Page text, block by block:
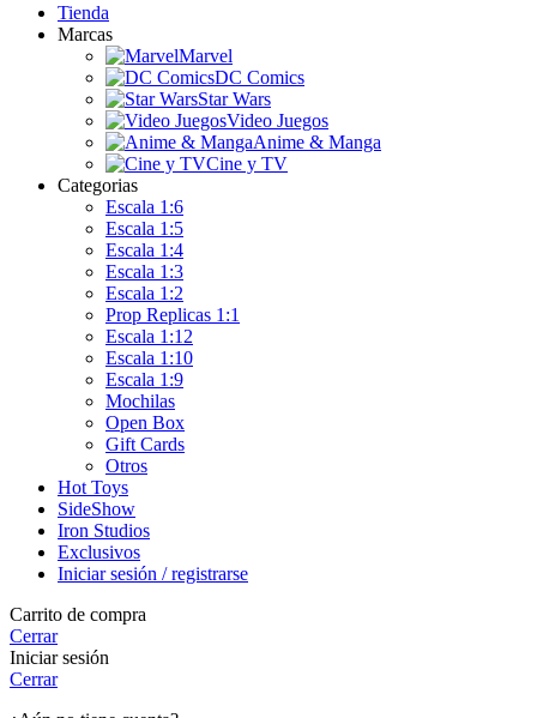
Tienda
Marcas
Marvel
DC Comics
Star Wars
Video Juegos
Anime & Manga
Cine y TV
Categorias
Escala 1:6
Escala 1:5
Escala 1:4
Escala 1:3
Escala 1:2
Prop Replicas 1:1
Escala 1:12
Escala 1:10
Escala 1:9
Mochilas
Open Box
Gift Cards
Otros
Hot Toys
SideShow
Iron Studios
Exclusivos
Iniciar sesión / registrarse
Carrito de compra
Cerrar
Iniciar sesión
Cerrar